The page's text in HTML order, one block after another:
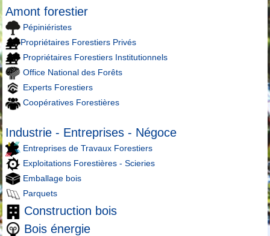
Amont forestier
Pépiniéristes
Propriétaires Forestiers Privés
Propriétaires Forestiers Institutionnels
Office National des Forêts
Experts Forestiers
Coopératives Forestières
Industrie - Entreprises - Négoce
Entreprises de Travaux Forestiers
Exploitations Forestières - Scieries
Emballage bois
Parquets
Construction bois
Bois énergie